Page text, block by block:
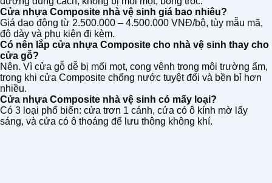
Cửa nhựa Composite nhà vệ sinh giá bao nhiêu?
Giá dao động từ 2.500.000 – 4.500.000 VNĐ/bộ, tùy mẫu mã,
độ dày và phụ kiện đi kèm.
Có nên lắp cửa nhựa Composite cho nhà vệ sinh thay cho
cửa gỗ?
Nên. Vì cửa gỗ dễ bị mối mọt, cong vênh trong môi trường ẩm,
trong khi cửa Composite chống nước tuyệt đối và bền bỉ hơn
nhiều.
Cửa nhựa Composite nhà vệ sinh có mấy loại?
Có 3 loại phổ biến: cửa trơn 1 cánh, cửa có ô kính mờ lấy
sáng, và cửa có ô thoáng để lưu thông không khí.